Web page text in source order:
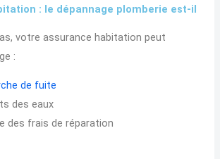
: le dépannage plomberie est-il
votre assurance habitation peut
:
de fuite
des eaux
des frais de réparation